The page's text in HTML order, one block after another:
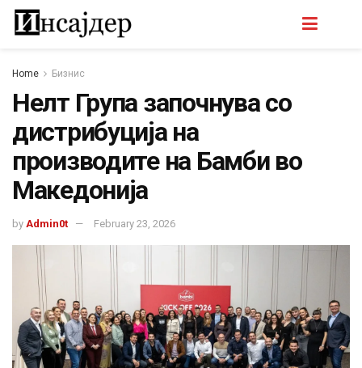
Home Бизнис
Нелт Група започнува со
дистрибуција на
производите на Бамби во
Македонија
by Admin0t February 23, 2026